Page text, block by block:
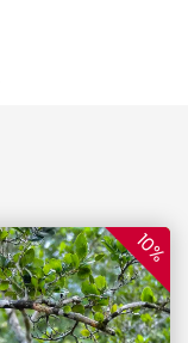
10%